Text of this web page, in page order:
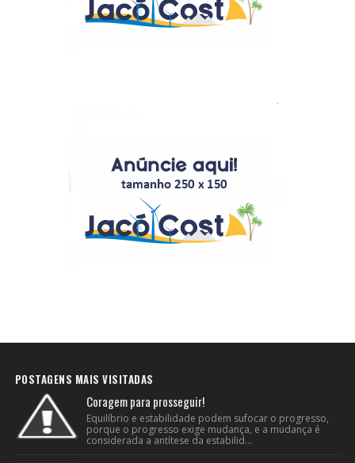
POSTAGENS MAIS VISITADAS
Coragem para prosseguir!
Equilíbrio e estabilidade podem sufocar o progresso,
porque o progresso exige mudança, e a mudança é
considerada a antítese da estabilid...